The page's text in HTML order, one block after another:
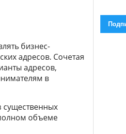
бизнес-
адресов. Сочетая
адресов,
в
существенных
объеме